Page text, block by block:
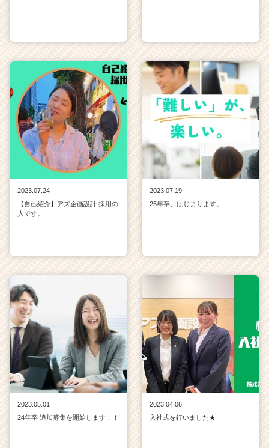
2023.07.24
【自己紹介】アズ企画設計 採用の
人です。
2023.07.19
25年卒、はじまります。
2023.05.01
24年卒 追加募集を開始します！！
2023.04.06
入社式を行いました★